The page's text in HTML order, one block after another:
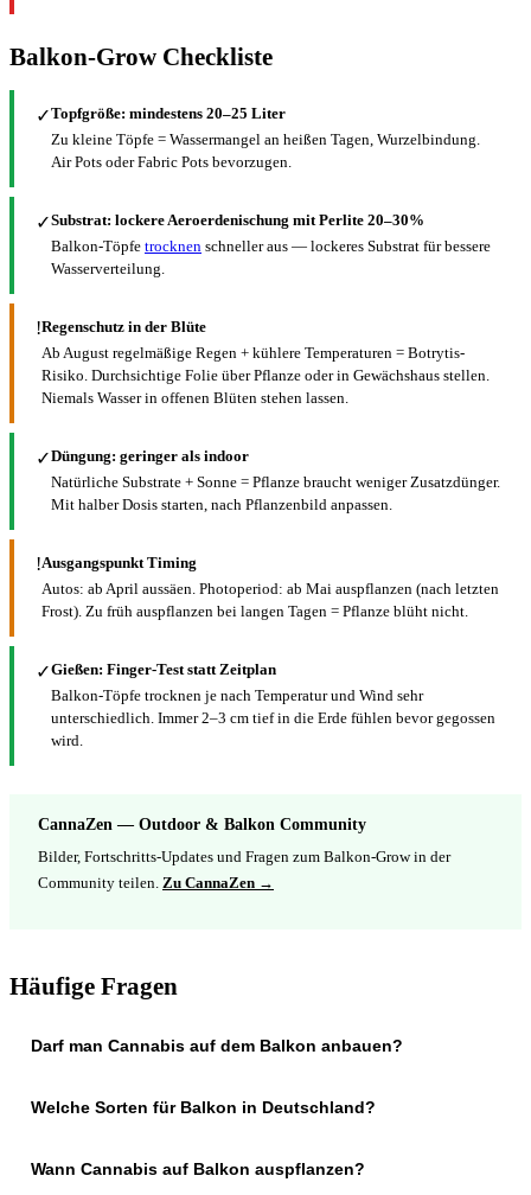
Balkon-Grow Checkliste
✓Topfgröße: mindestens 20–25 Liter
Zu kleine Töpfe = Wassermangel an heißen Tagen, Wurzelbindung.
Air Pots oder Fabric Pots bevorzugen.
✓Substrat: lockere Aeroerdenischung mit Perlite 20–30%
Balkon-Töpfe trocknen schneller aus — lockeres Substrat für bessere
Wasserverteilung.
!Regenschutz in der Blüte
Ab August regelmäßige Regen + kühlere Temperaturen = Botrytis-
Risiko. Durchsichtige Folie über Pflanze oder in Gewächshaus stellen.
Niemals Wasser in offenen Blüten stehen lassen.
✓Düngung: geringer als indoor
Natürliche Substrate + Sonne = Pflanze braucht weniger Zusatzdünger.
Mit halber Dosis starten, nach Pflanzenbild anpassen.
!Ausgangspunkt Timing
Autos: ab April aussäen. Photoperiod: ab Mai auspflanzen (nach letzten
Frost). Zu früh auspflanzen bei langen Tagen = Pflanze blüht nicht.
✓Gießen: Finger-Test statt Zeitplan
Balkon-Töpfe trocknen je nach Temperatur und Wind sehr
unterschiedlich. Immer 2–3 cm tief in die Erde fühlen bevor gegossen
wird.
CannaZen — Outdoor & Balkon Community
Bilder, Fortschritts-Updates und Fragen zum Balkon-Grow in der
Community teilen. Zu CannaZen →
Häufige Fragen
Darf man Cannabis auf dem Balkon anbauen?
Welche Sorten für Balkon in Deutschland?
Wann Cannabis auf Balkon auspflanzen?